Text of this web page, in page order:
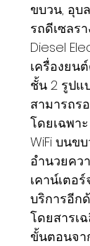
ขบวน, อุบ
รถดีเซลร
Diesel
เครื่องยน
ชั้น 2 รูปแ
สามารถร
โดยเฉพา
WiFi บนข
อำนวยคว
เคาน์เตอ
บริการอีก
โดยสารเ
ขั้นตอนจา